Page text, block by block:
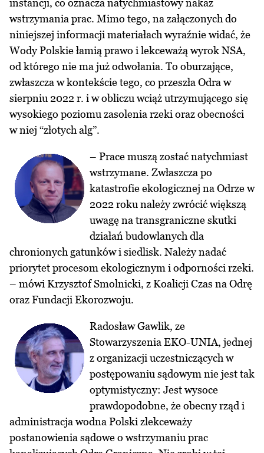
instancji, co oznacza natychmiastowy nakaz
wstrzymania prac. Mimo tego, na załączonych do
niniejszej informacji materiałach wyraźnie widać, że
Wody Polskie łamią prawo i lekceważą wyrok NSA,
od którego nie ma już odwołania. To oburzające,
zwłaszcza w kontekście tego, co przeszła Odra w
sierpniu 2022 r. i w obliczu wciąż utrzymującego się
wysokiego poziomu zasolenia rzeki oraz obecności
w niej “złotych alg”.
– Prace muszą zostać natychmiast
wstrzymane. Zwłaszcza po
katastrofie ekologicznej na Odrze w
2022 roku należy zwrócić większą
uwagę na transgraniczne skutki
działań budowlanych dla
chronionych gatunków i siedlisk. Należy nadać
priorytet procesom ekologicznym i odporności rzeki.
– mówi Krzysztof Smolnicki, z Koalicji Czas na Odrę
oraz Fundacji Ekorozwoju.
Radosław Gawlik, ze
Stowarzyszenia EKO-UNIA, jednej
z organizacji uczestniczących w
postępowaniu sądowym nie jest tak
optymistyczny: Jest wysoce
prawdopodobne, że obecny rząd i
administracja wodna Polski zlekceważy
postanowienia sądowe o wstrzymaniu prac